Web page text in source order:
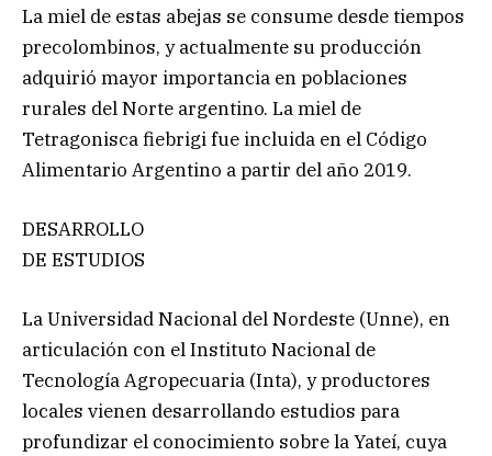
La miel de estas abejas se consume desde tiempos
precolombinos, y actualmente su producción
adquirió mayor importancia en poblaciones
rurales del Norte argentino. La miel de
Tetragonisca fiebrigi fue incluida en el Código
Alimentario Argentino a partir del año 2019.
DESARROLLO
DE ESTUDIOS
La Universidad Nacional del Nordeste (Unne), en
articulación con el Instituto Nacional de
Tecnología Agropecuaria (Inta), y productores
locales vienen desarrollando estudios para
profundizar el conocimiento sobre la Yateí, cuya